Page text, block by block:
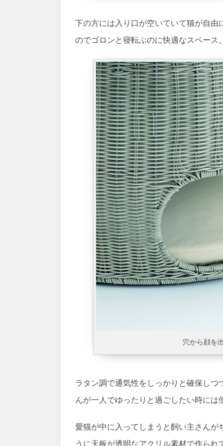
下の方には入り口が空いていて猫が自
のでゴロンと寝転ぶのに快適なスペース
穴から顔を
ラタン調で通気性をしっかりと確保し
んが一人でゆったりと過ごしたい時には
愛猫が中に入ってしまうと飼い主さん
うに天板が透明なアクリル素材で作ら